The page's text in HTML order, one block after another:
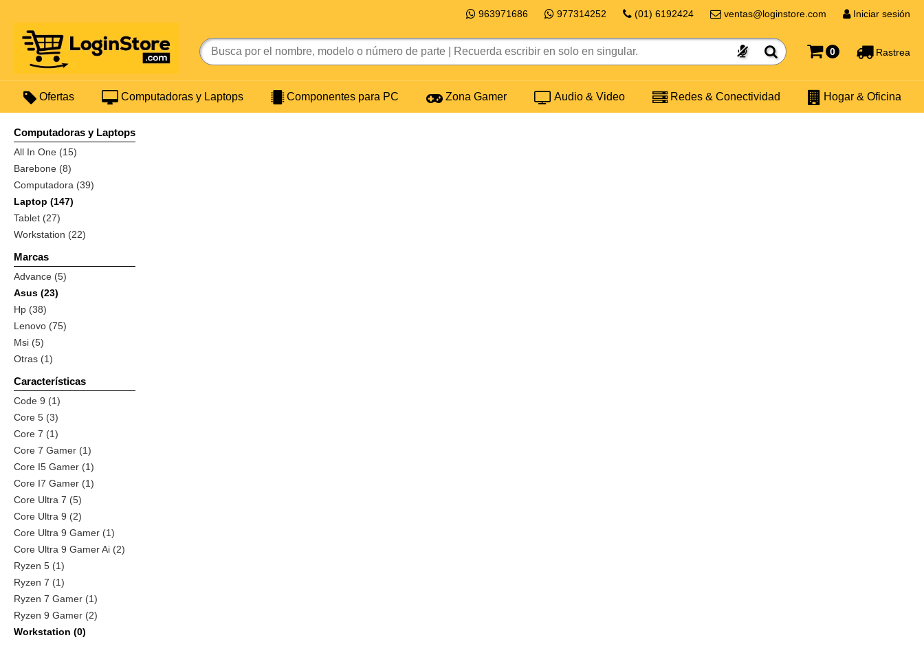
963971686 977314252 (01) 6192424 ventas@loginstore.com Iniciar sesión
0 Rastrea
Ofertas Computadoras y Laptops Componentes para PC Zona Gamer Audio & Video Redes & Conectividad Hogar & Oficina
Computadoras y Laptops
All In One (15)
Barebone (8)
Computadora (39)
Laptop (147)
Tablet (27)
Workstation (22)
Marcas
Advance (5)
Asus (23)
Hp (38)
Lenovo (75)
Msi (5)
Otras (1)
Características
Code 9 (1)
Core 5 (3)
Core 7 (1)
Core 7 Gamer (1)
Core I5 Gamer (1)
Core I7 Gamer (1)
Core Ultra 7 (5)
Core Ultra 9 (2)
Core Ultra 9 Gamer (1)
Core Ultra 9 Gamer Ai (2)
Ryzen 5 (1)
Ryzen 7 (1)
Ryzen 7 Gamer (1)
Ryzen 9 Gamer (2)
Workstation (0)